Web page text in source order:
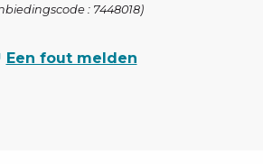
: 7448018)
Een fout melden